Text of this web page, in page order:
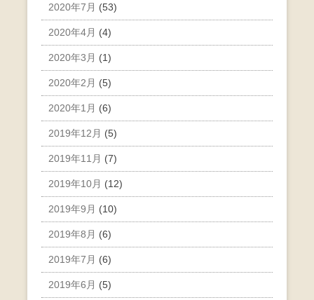
2020年7月 (53)
2020年4月 (4)
2020年3月 (1)
2020年2月 (5)
2020年1月 (6)
2019年12月 (5)
2019年11月 (7)
2019年10月 (12)
2019年9月 (10)
2019年8月 (6)
2019年7月 (6)
2019年6月 (5)